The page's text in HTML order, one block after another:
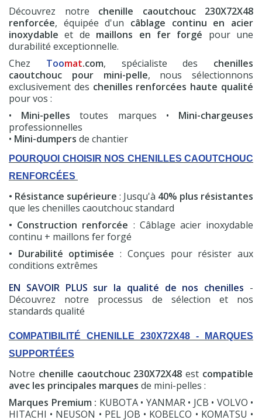
(7 avis)
Chenille Premium
+ 230x72x48
A partir de
209,00 €HT
Commander
Découvrez notre chenille caoutchouc 230X72X48
renforcée, équipée d'un câblage continu en acier
inoxydable et de maillons en fer forgé pour une
durabilité exceptionnelle.
Chez Toomat.com, spécialiste des chenilles
caoutchouc pour mini-pelle, nous sélectionnons
exclusivement des chenilles renforcées haute qualité
pour vos :
• Mini-pelles toutes marques • Mini-chargeuses
professionnelles
• Mini-dumpers de chantier
POURQUOI CHOISIR NOS CHENILLES CAOUTCHOUC
RENFORCÉES
• Résistance supérieure : Jusqu'à 40% plus résistantes
que les chenilles caoutchouc standard
• Construction renforcée : Câblage acier inoxydable
continu + maillons fer forgé
• Durabilité optimisée : Conçues pour résister aux
conditions extrêmes
EN SAVOIR PLUS sur la qualité de nos chenilles -
Découvrez notre processus de sélection et nos
standards qualité
COMPATIBILITÉ CHENILLE 230X72X48 - MARQUES
SUPPORTÉES
Notre chenille caoutchouc 230X72X48est compatible
avec les principales marques de mini-pelles :
Marques Premium : KUBOTA • YANMAR • JCB • VOLVO •
HITACHI • NEUSON • PEL JOB • KOBELCO • KOMATSU •